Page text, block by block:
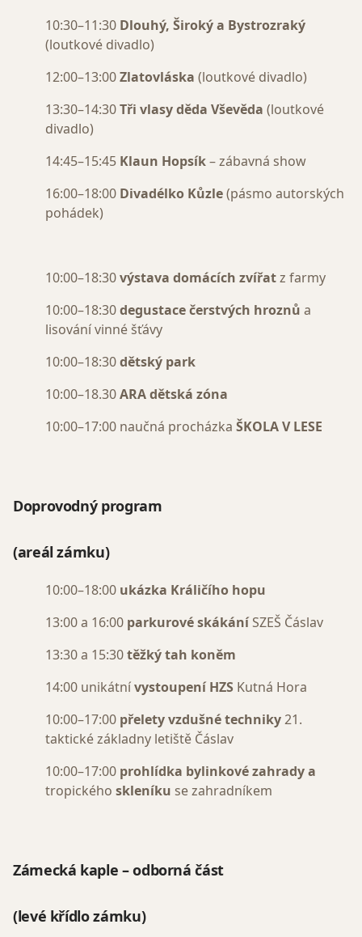
10:30–11:30 Dlouhý, Široký a Bystrozraký
(loutkové divadlo)
12:00–13:00Zlatovláska (loutkové divadlo)
13:30–14:30Tři vlasy děda Vševěda (loutkové
divadlo)
14:45–15:45 Klaun Hopsík– zábavná show
16:00–18:00 Divadélko Kůzle(pásmo autorských
pohádek)
10:00–18:30výstava domácích zvířatz farmy
10:00–18:30degustace čerstvých hroznů a
lisování vinné šťávy
10:00–18:30dětský park
10:00–18.30ARA dětská zóna
10:00–17:00 naučná procházka ŠKOLA V LESE
Doprovodný program
(areál zámku)
10:00–18:00 ukázka Králičího hopu
13:00 a 16:00 parkurové skákáníSZEŠ Čáslav
13:30 a 15:30těžký tah koněm
14:00 unikátnívystoupení HZS Kutná Hora
10:00–17:00 přelety vzdušné techniky21.
taktické základny letiště Čáslav
10:00–17:00 prohlídka bylinkové zahradya
tropického skleníku se zahradníkem
Zámecká kaple – odborná část
(levé křídlo zámku)